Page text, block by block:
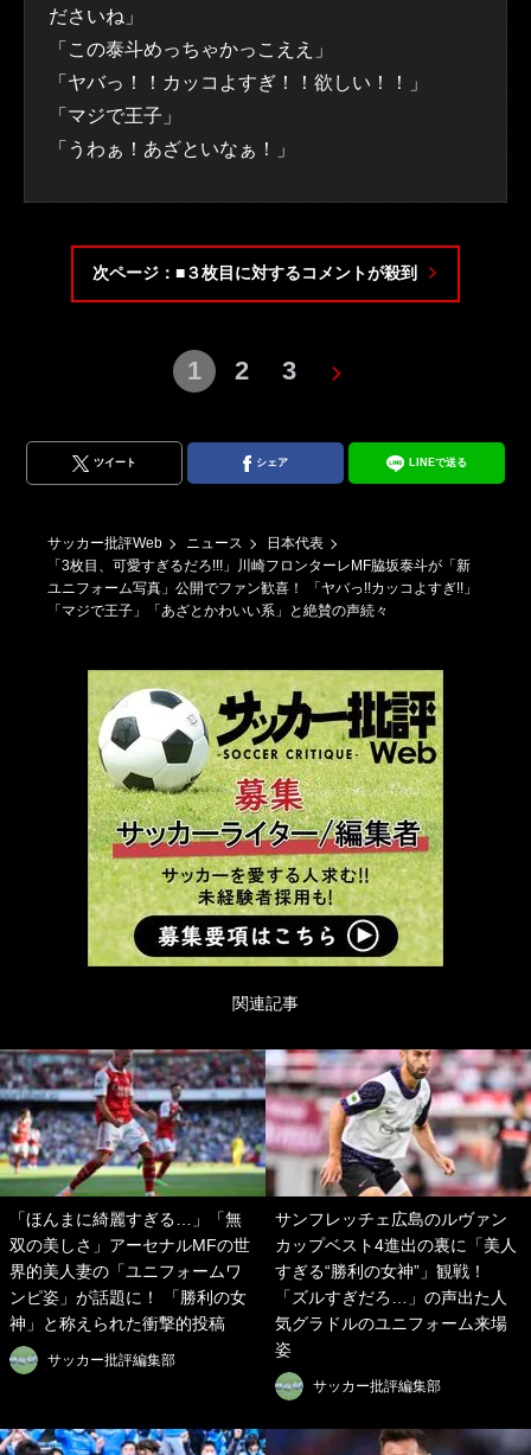
ださいね」
「この泰斗めっちゃかっこええ」
「ヤバっ！！カッコよすぎ！！欲しい！！」
「マジで王子」
「うわぁ！あざといなぁ！」
次ページ：■３枚目に対するコメントが殺到
1 2 3
ツイート シェア LINEで送る
サッカー批評Web ニュース
日本代表
「3枚目、可愛すぎるだろ!!!」川崎フロンターレMF脇坂泰斗が「新
ユニフォーム写真」公開でファン歓喜！ 「ヤバっ!!カッコよすぎ!!」
「マジで王子」「あざとかわいい系」と絶賛の声続々
関連記事
「ほんまに綺麗すぎる…」「無
双の美しさ」アーセナルMFの世
界的美人妻の「ユニフォームワ
ンピ姿」が話題に！ 「勝利の女
神」と称えられた衝撃的投稿
サッカー批評編集部
サンフレッチェ広島のルヴァン
カップベスト4進出の裏に「美人
すぎる“勝利の女神”」観戦！
「ズルすぎだろ…」の声出た人
気グラドルのユニフォーム来場
姿
サッカー批評編集部